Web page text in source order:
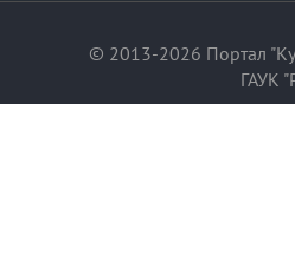
© 2013-2026 Портал
ГАУК